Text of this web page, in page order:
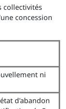
collectivités
concession
ni
d'abandon